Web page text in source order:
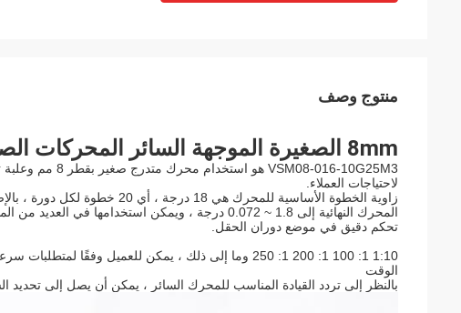
منتوج وصف
8mm الصغيرة الموجهة السائر المحركات الصين 3.3V عالية الدقة السائر المحركات
لاحتياجات العملاء.
زاوية الخطوة الأساسية للمحرك
المحرك النهائية إلى 1.8 ~ 0.072 درجة ، ويمكن استخدامها في العديد من المتطلبات
تحكم دقيق في موضع دوران الحقل.
1:10 1: 100 1: 200 1: 250 وما إلى ذلك ، يمكن للعميل
الوقت
بالنظر إلى تردد القيادة المناسب للمحرك السائر ، يمكن أن يصل إلى تحديد